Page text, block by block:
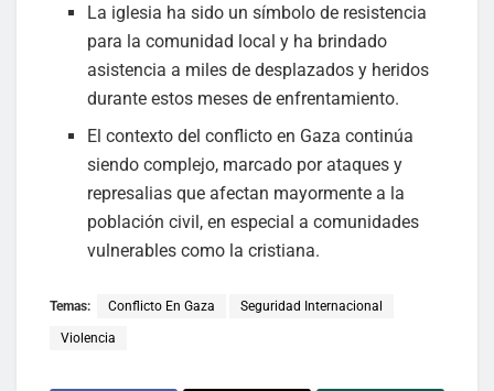
La iglesia ha sido un símbolo de resistencia
para la comunidad local y ha brindado
asistencia a miles de desplazados y heridos
durante estos meses de enfrentamiento.
El contexto del conflicto en Gaza continúa
siendo complejo, marcado por ataques y
represalias que afectan mayormente a la
población civil, en especial a comunidades
vulnerables como la cristiana.
Temas: Conflicto En Gaza Seguridad Internacional
Violencia